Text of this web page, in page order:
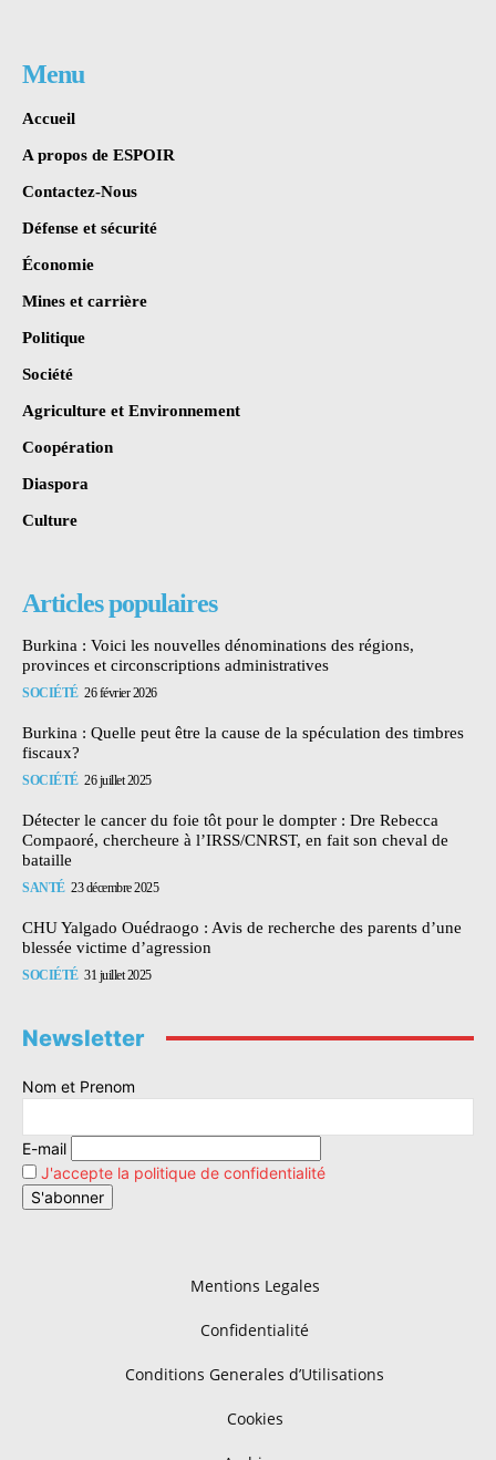
Menu
Accueil
A propos de ESPOIR
Contactez-Nous
Défense et sécurité
Économie
Mines et carrière
Politique
Société
Agriculture et Environnement
Coopération
Diaspora
Culture
Articles populaires
Burkina : Voici les nouvelles dénominations des régions,
provinces et circonscriptions administratives
SOCIÉTÉ 26 février 2026
Burkina : Quelle peut être la cause de la spéculation des timbres
fiscaux?
SOCIÉTÉ 26 juillet 2025
Détecter le cancer du foie tôt pour le dompter : Dre Rebecca
Compaoré, chercheure à l’IRSS/CNRST, en fait son cheval de
bataille
SANTÉ 23 décembre 2025
CHU Yalgado Ouédraogo : Avis de recherche des parents d’une
blessée victime d’agression
SOCIÉTÉ 31 juillet 2025
Newsletter
Nom et Prenom
E-mail
J'accepte la politique de confidentialité
Mentions Legales
Confidentialité
Conditions Generales d’Utilisations
Cookies